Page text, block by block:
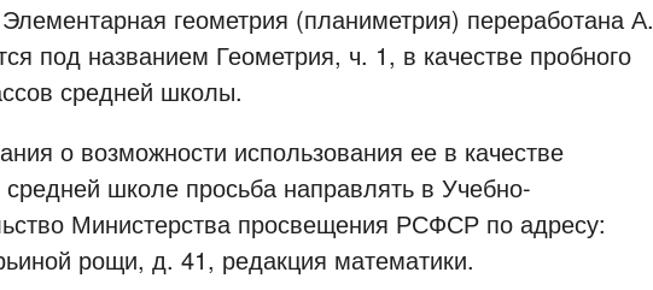
геометрия (планиметрия) переработана А.
под названием Геометрия, ч. 1, в качестве пробного
средней школы.
о возможности использования ее в качестве
средней школе просьба направлять в Учебно-
Министерства просвещения РСФСР по адресу:
рощи, д. 41, редакция математики.